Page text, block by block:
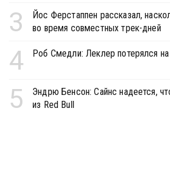
3
Йос Ферстаппен рассказал,
во время совместных трек-дней
4 Роб Смедли: Леклер потерялся
5
Эндрю Бенсон: Сайнс надеется,
из Red Bull